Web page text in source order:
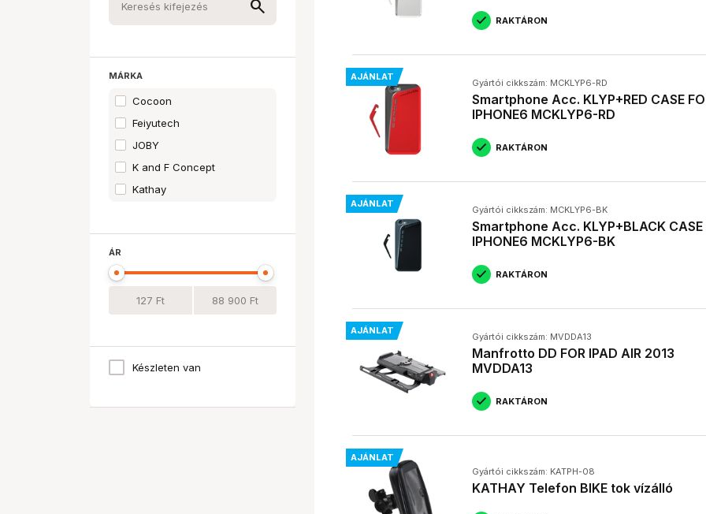
RAKTÁRON
AJÁNLAT
Gyártói cikkszám: MCKLYP6-RD
Smartphone Acc. KLYP+RED CASE
IPHONE6 MCKLYP6-RD
RAKTÁRON
AJÁNLAT
Gyártói cikkszám: MCKLYP6-BK
Smartphone Acc. KLYP+BLACK CASE
IPHONE6 MCKLYP6-BK
RAKTÁRON
AJÁNLAT
Gyártói cikkszám: MVDDA13
Manfrotto DD FOR IPAD AIR 2013
MVDDA13
RAKTÁRON
AJÁNLAT
Gyártói cikkszám: KATPH-08
KATHAY Telefon BIKE tok vízálló
MÁRKA
Cocoon
Feiyutech
JOBY
K and F Concept
Kathay
MANFROTTO
NONAME
ÁR
Készleten van